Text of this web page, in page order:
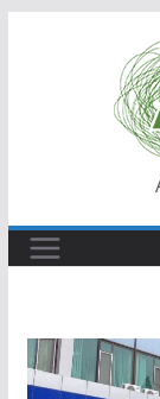
содержимому